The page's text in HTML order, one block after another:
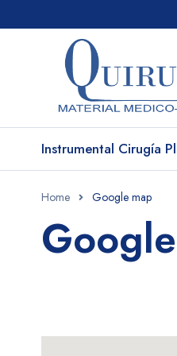
Instrumental Cirugía
Home Google map